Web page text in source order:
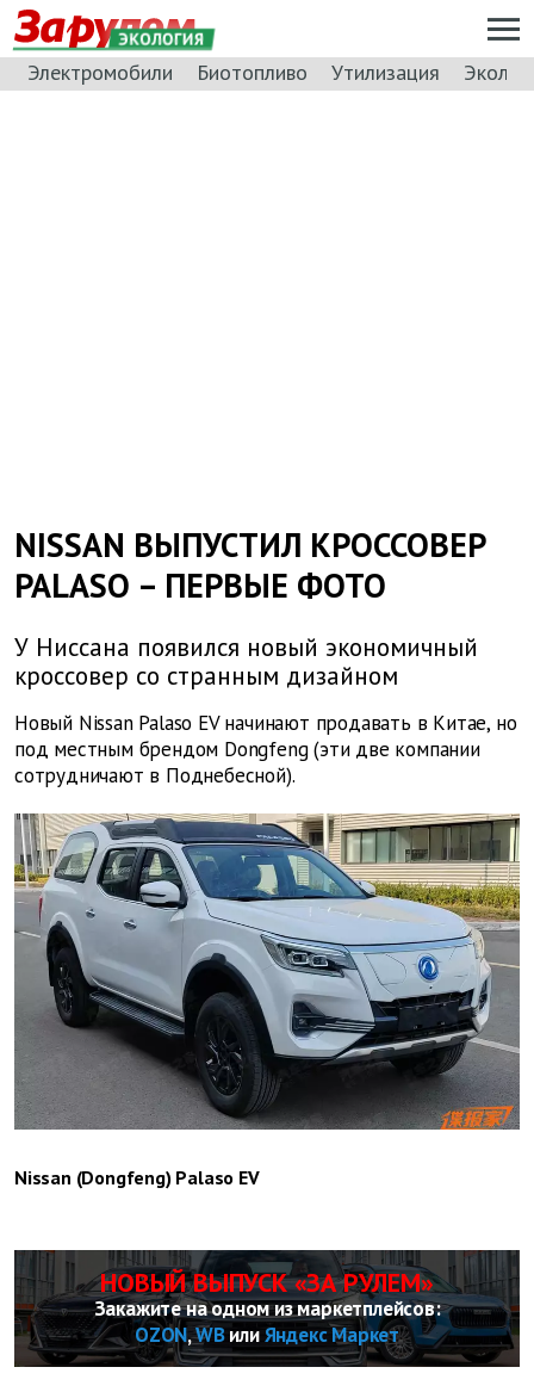
ЭКОЛОГИЯ
Электромобили Биотопливо Утилизация
NISSAN ВЫПУСТИЛ КРОССОВЕР
PALASO – ПЕРВЫЕ ФОТО
У Ниссана появился новый экономичный
кроссовер со странным дизайном
Новый Nissan Palaso EV начинают продавать в Китае, но
под местным брендом Dongfeng (эти две компании
сотрудничают в Поднебесной).
Nissan (Dongfeng) Palaso EV
НОВЫЙ ВЫПУСК «ЗА РУЛЕМ»
Закажите на одном из маркетплейсов:
OZON,WBилиЯндекс Маркет